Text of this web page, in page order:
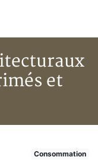
et
Consommation